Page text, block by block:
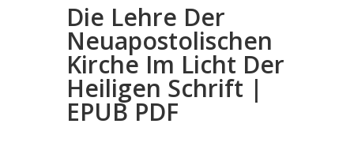
Die Lehre Der
Neuapostolischen
Kirche Im Licht Der
Heiligen Schrift |
EPUB PDF